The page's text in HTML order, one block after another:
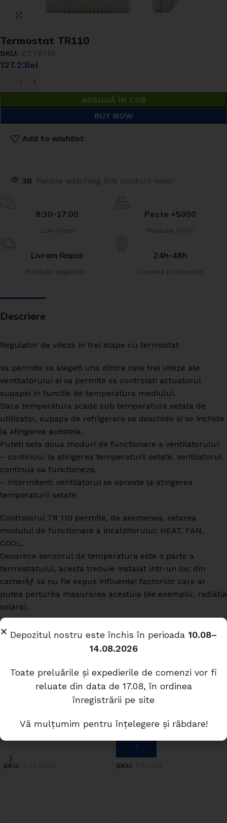
Click to enlarge
Termostat TR110
SKU: Z.TTR110
127.23lei
ADAUGĂ ÎN COȘ
BUY NOW
Add to wishlist
38 People watching this product now!
8:30-17:00
Luni-Vineri
Peste +5000
Produse HVAC
Livram Rapid
Produse asigurate
24h-48h
Livrarea produselor
Descriere
Regulator de viteza in trei etape cu termostat
Va permite sa alegeti una dintre cele trei viteze ale
ventilatorului si va permite sa controlati actuatorul
supapei in functie de temperatura mediului.
Daca temperatura scade sub temperatura setata de
utilizator, supapa de refrigerare se deschide si se inchide
la atingerea acesteia.
Puteti seta doua moduri de functionare a ventilatorului:
– continuu: la atingerea temperaturii setate, ventilatorul
continua sa functioneze,
– intermitent: ventilatorul se opreste la atingerea
temperaturii setate.
Controlerul TR 110 permite, de asemenea, setarea
modului de functionare a incalzitorului: HEAT, FAN,
COOL.
Deoarece senzorul de temperatura este o parte a
termostatului, acesta trebuie instalat intr-un loc din
camerÄƒ sa nu fie expus influentei factorilor care ar
putea perturba masurarea acestuia (de exemplu, radiatia
solara).
Termostat F2000
40.84 lei
SKU:
Variator de turatie 10A
797.72lei
ADAUGĂ ÎN COȘ
SKU:
Depozitul nostru este închis în perioada 10.08–
14.08.2026
Toate preluările și expedierile de comenzi vor fi
reluate din data de 17.08, în ordinea
înregistrării pe site
Vă mulțumim pentru înțelegere și răbdare!